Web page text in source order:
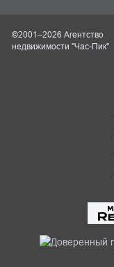
©2001–2026 Агентство
недвижимости "Час-Пик"